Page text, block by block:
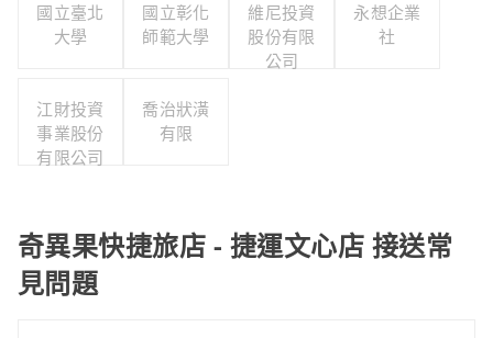
會
國立臺北
大學
國立彰化
師範大學
維尼投資
股份有限
公司
永想企業
社
江財投資
事業股份
有限公司
喬治狀潢
有限
奇異果快捷旅店 - 捷運文心店 接送常
見問題